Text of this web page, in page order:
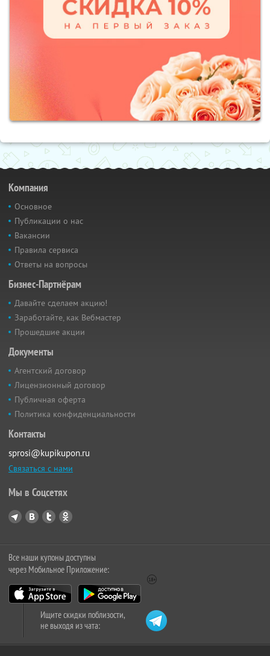
Компания
Основное
Публикации о нас
Вакансии
Правила сервиса
Ответы на вопросы
Бизнес-Партнёрам
Давайте сделаем акцию!
Заработайте, как Вебмастер
Прошедшие акции
Документы
Агентский договор
Лицензионный договор
Публичная оферта
Политика конфиденциальности
Контакты
sprosi@kupikupon.ru
Связаться с нами
Мы в Соцсетях
Все наши купоны доступны
через Мобильное Приложение:
Ищите скидки поблизости,
не выходя из чата: